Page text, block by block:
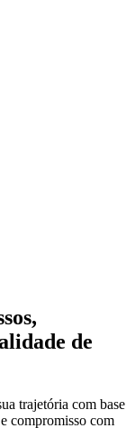
de
trajetória com base
compromisso com